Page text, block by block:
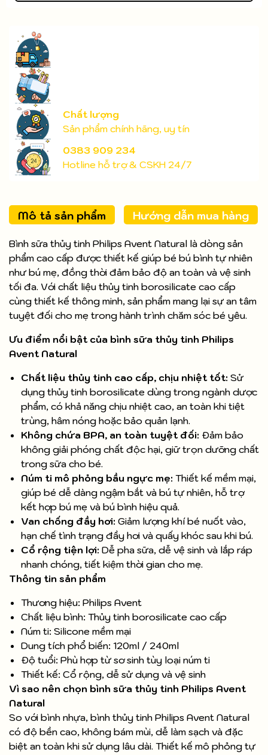
Chất lượng
Sản phẩm chính hãng, uy tín
0383 909 234
Hotline hỗ trợ & CSKH 24/7
Mô tả sản phẩm Hướng dẫn mua hàng
Bình sữa thủy tinh Philips Avent Natural là dòng sản
phẩm cao cấp được thiết kế giúp bé bú bình tự nhiên
như bú mẹ, đồng thời đảm bảo độ an toàn và vệ sinh
tối đa. Với chất liệu thủy tinh borosilicate cao cấp
cùng thiết kế thông minh, sản phẩm mang lại sự an tâm
tuyệt đối cho mẹ trong hành trình chăm sóc bé yêu.
Ưu điểm nổi bật của bình sữa thủy tinh Philips
Avent Natural
Chất liệu thủy tinh cao cấp, chịu nhiệt tốt: Sử
dụng thủy tinh borosilicate dùng trong ngành dược
phẩm, có khả năng chịu nhiệt cao, an toàn khi tiệt
trùng, hâm nóng hoặc bảo quản lạnh.
Không chứa BPA, an toàn tuyệt đối: Đảm bảo
không giải phóng chất độc hại, giữ trọn dưỡng chất
trong sữa cho bé.
Núm ti mô phỏng bầu ngực mẹ: Thiết kế mềm mại,
giúp bé dễ dàng ngậm bắt và bú tự nhiên, hỗ trợ
kết hợp bú mẹ và bú bình hiệu quả.
Van chống đầy hơi: Giảm lượng khí bé nuốt vào,
hạn chế tình trạng đầy hơi và quấy khóc sau khi bú.
Cổ rộng tiện lợi: Dễ pha sữa, dễ vệ sinh và lắp ráp
nhanh chóng, tiết kiệm thời gian cho mẹ.
Thông tin sản phẩm
Thương hiệu: Philips Avent
Chất liệu bình: Thủy tinh borosilicate cao cấp
Núm ti: Silicone mềm mại
Dung tích phổ biến: 120ml / 240ml
Độ tuổi: Phù hợp từ sơ sinh tùy loại núm ti
Thiết kế: Cổ rộng, dễ sử dụng và vệ sinh
Vì sao nên chọn bình sữa thủy tinh Philips Avent
Natural
So với bình nhựa, bình thủy tinh Philips Avent Natural
có độ bền cao, không bám mùi, dễ làm sạch và đặc
biệt an toàn khi sử dụng lâu dài. Thiết kế mô phỏng tự